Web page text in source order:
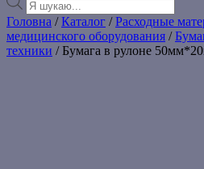
search
Головна /Каталог /Расходные
медицинского оборудования /
техники / Бумага в рулоне